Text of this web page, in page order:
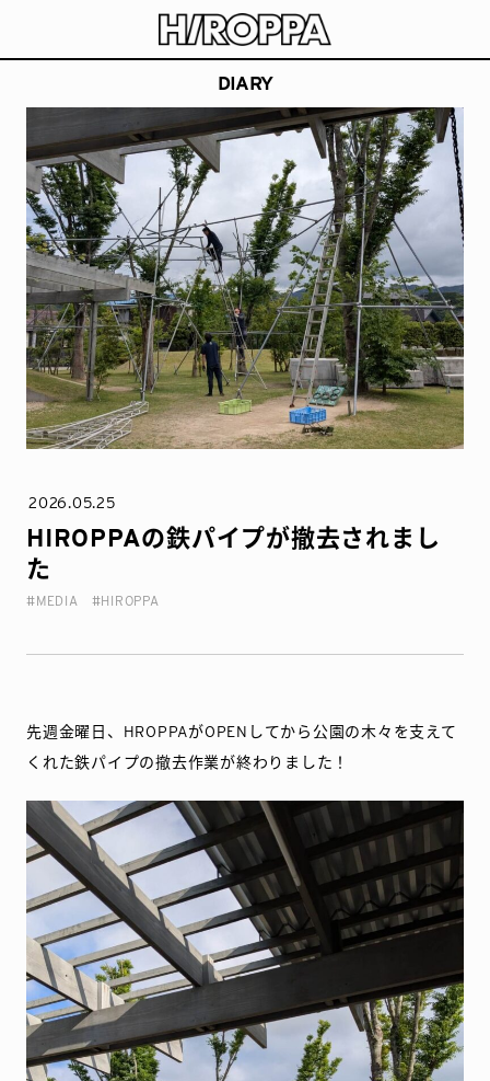
DIARY
2026.05.25
HIROPPAの鉄パイプが撤去されまし
た
#MEDIA #HIROPPA
先週金曜日、HROPPAがOPENしてから公園の木々を支えて
くれた鉄パイプの撤去作業が終わりました！